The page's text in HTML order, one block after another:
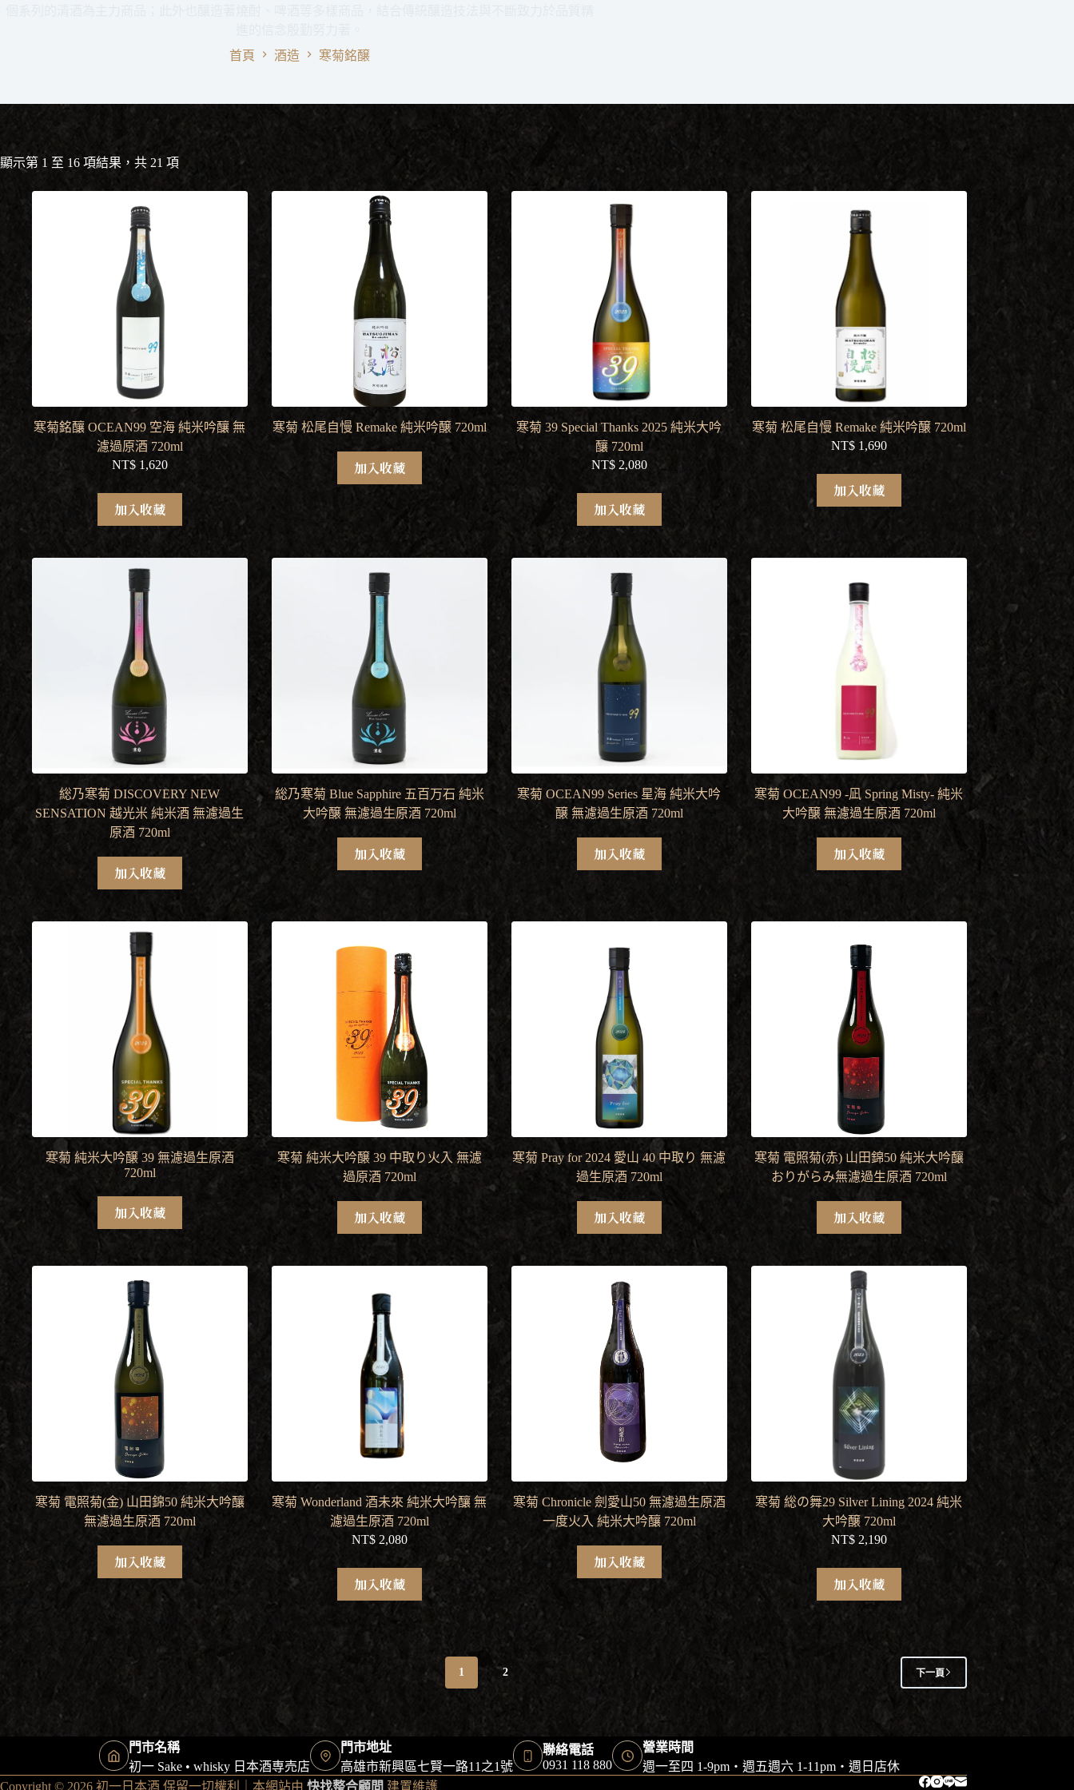
首頁
酒造 寒菊銘醸
顯示第 1 至 16 項結果，共 21 項依
寒菊銘釀 OCEAN99 空海 純米吟釀 無
濾過原酒 720ml
NT$1,620
加入收藏
寒菊 松尾自慢 Remake 純米吟醸 720ml
加入收藏
寒菊 39 Special Thanks 2025 純米大吟
釀 720ml
NT$2,080
加入收藏
寒菊 松尾自慢 Remake 純米吟醸 720ml
NT$1,690
加入收藏
総乃寒菊 DISCOVERY NEW
SENSATION 越光米 純米酒 無濾過生
原酒 720ml
加入收藏
総乃寒菊 Blue Sapphire 五百万石 純米
大吟醸 無濾過生原酒 720ml
加入收藏
寒菊 OCEAN99 Series 星海 純米大吟
醸 無濾過生原酒 720ml
加入收藏
寒菊 OCEAN99 -凪 Spring Misty- 純米
大吟醸 無濾過生原酒 720ml
加入收藏
寒菊 純米大吟醸 39 無濾過生原酒
720ml
加入收藏
寒菊 純米大吟醸 39 中取り火入 無濾
過原酒 720ml
加入收藏
寒菊 Pray for 2024 愛山 40 中取り 無濾
過生原酒 720ml
加入收藏
寒菊 電照菊(赤) 山田錦50 純米大吟釀
おりがらみ無濾過生原酒 720ml
加入收藏
寒菊 電照菊(金) 山田錦50 純米大吟釀
無濾過生原酒 720ml
加入收藏
寒菊 Wonderland 酒未來 純米大吟釀 無
濾過生原酒 720ml
NT$2,080
加入收藏
寒菊 Chronicle 劍愛山50 無濾過生原酒
一度火入 純米大吟釀 720ml
加入收藏
寒菊 総の舞29 Silver Lining 2024 純米
大吟醸 720ml
NT$2,190
加入收藏
1 2 下一頁
門市名稱
初一 Sake • whisky 日本酒専売店
門市地址
高雄市新興區七賢一路11之1號
聯絡電話
0931 118 880
營業時間
週一至四 1-9pm・週五週六 1-11pm・週日店休
Copyright © 2026 初一日本酒 保留一切權利｜本網站由 快找整合顧問 建置維護